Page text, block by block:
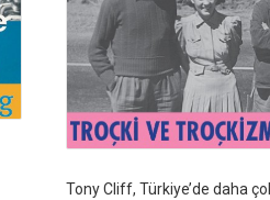
Tony Cliff, Türkiye’de daha